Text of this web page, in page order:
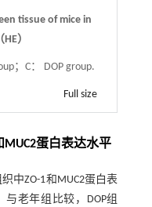
tissue of mice in
）
；C： DOP group.
Full size
蛋白表达水平
中ZO-1和MUC2蛋白表
与老年组比较，DOP组